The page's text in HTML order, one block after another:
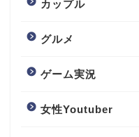
カップル
グルメ
ゲーム実況
女性Youtuber